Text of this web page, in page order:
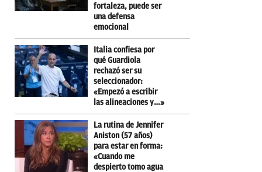
fortaleza, puede ser
una defensa
emocional
Italia confiesa por
qué Guardiola
rechazó ser su
seleccionador:
«Empezó a escribir
las alineaciones y…»
La rutina de Jennifer
Aniston (57 años)
para estar en forma:
«Cuando me
despierto tomo agua